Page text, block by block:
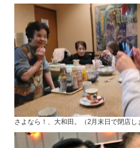
さよなら！、大和田。（2月末日で閉店し